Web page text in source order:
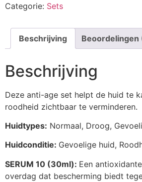
Roodheid
aantal
Categorie: Sets
Beschrijving Beoordelingen
Beschrijving
Deze anti-age set helpt de huid te
roodheid zichtbaar te verminderen.
Huidtypes: Normaal, Droog,
Huidconditie: Gevoelige huid,
SERUM 10 (30ml): Een
overdag dat bescherming biedt